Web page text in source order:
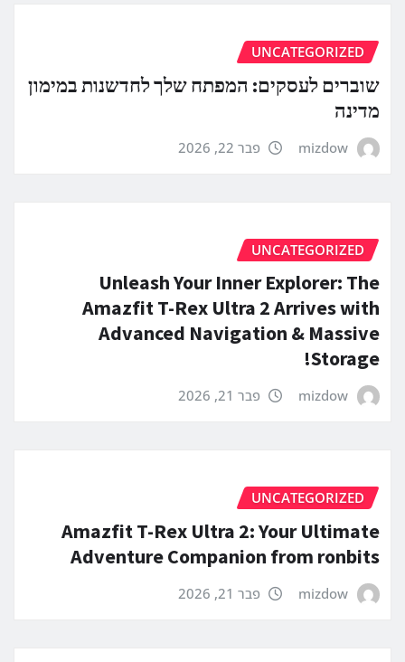
UNCATEGORIZED
שוברים לעסקים: המפתח שלך לחדשנות במימון
מדינה
mizdow פבר 22, 2026
UNCATEGORIZED
Unleash Your Inner Explorer: The
Amazfit T-Rex Ultra 2 Arrives with
Advanced Navigation & Massive
Storage!
mizdow פבר 21, 2026
UNCATEGORIZED
Amazfit T-Rex Ultra 2: Your Ultimate
Adventure Companion from ronbits
mizdow פבר 21, 2026